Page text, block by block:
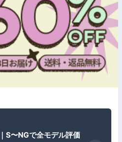
S〜NGで全モデル評価